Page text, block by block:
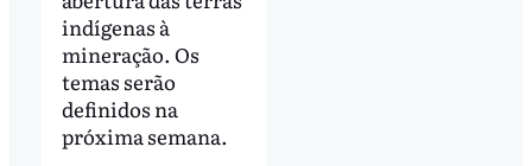
indígenas à
mineração. Os
temas serão
definidos na
próxima semana.